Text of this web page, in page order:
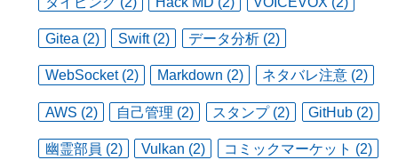
Gitea (2) Swift (2) データ分析 (2)
WebSocket (2) Markdown (2) ネタバレ注意 (2)
AWS (2) 自己管理 (2) スタンプ (2) GitHub (2)
幽霊部員 (2) Vulkan (2) コミックマーケット (2)